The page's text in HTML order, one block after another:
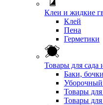
Клеи и жидкие
Клей
Пена
Герметики
Товары для сада
Баки,
Уборочный
Товары
Товары для